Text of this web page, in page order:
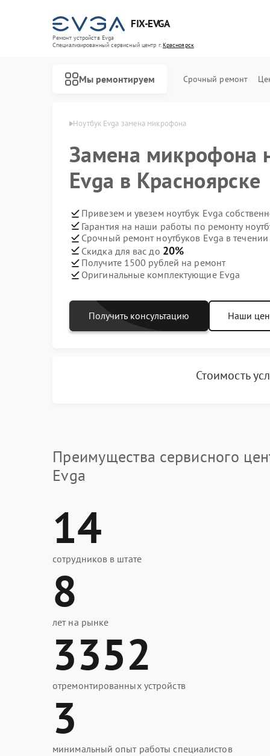
FIX-EVGA
Ремонт устройств Evga
Специализированный cервисный центр г.Красноярск
Мы ремонтируем Срочный ремонт
в Красноярске Ноутбук Evga замена микрофона
Замена микрофона
Evga в Красноярске
Привезем и увезем ноутбук Evga
Гарантия на наши работы по ремонту
Срочный ремонт ноутбуков Evga в течении
Скидка для вас до 20%
Получите 1500 рублей на ремонт
Оригинальные комплектующие Evga
Получить консультацию Наши
Стоимость
Преимущества сервисного
Evga
14
сотрудников в штате
8
лет на рынке
3352
отремонтированных устройств
3
минимальный опыт работы специалистов